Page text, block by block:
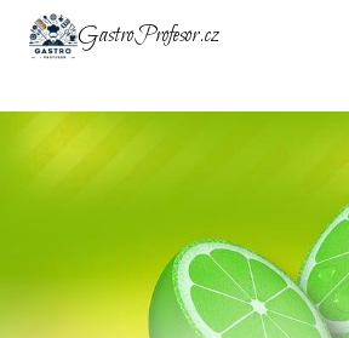
Přeskočit
GastroProfesor.cz